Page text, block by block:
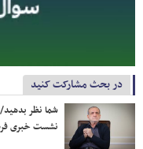
در بحث مشارکت کنید
شما نظر
نشست خبری